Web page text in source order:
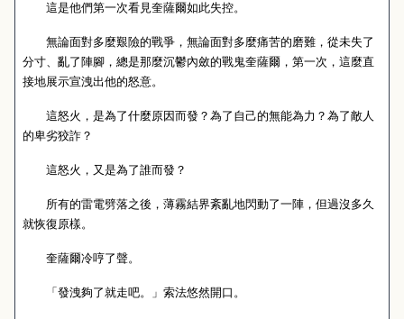
這是他們第一次看見奎薩爾如此失控。
無論面對多麼艱險的戰爭，無論面對多麼痛苦的磨難，從未失了
分寸、亂了陣腳，總是那麼沉鬱內斂的戰鬼奎薩爾，第一次，這麼直
接地展示宣洩出他的怒意。
這怒火，是為了什麼原因而發？為了自己的無能為力？為了敵人
的卑劣狡詐？
這怒火，又是為了誰而發？
所有的雷電劈落之後，薄霧結界紊亂地閃動了一陣，但過沒多久
就恢復原樣。
奎薩爾冷哼了聲。
「發洩夠了就走吧。」索法悠然開口。